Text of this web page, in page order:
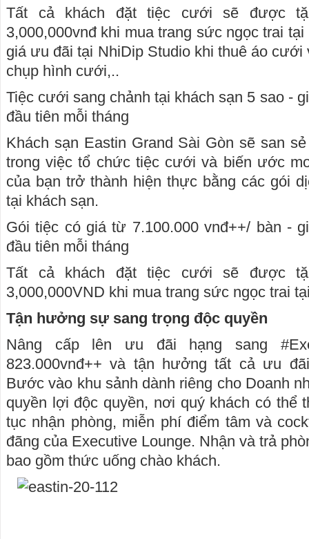
Tất cả khách đặt tiệc cưới sẽ được
3,000,000vnđ khi mua trang sức ngọc trai
giá ưu đãi tại NhiDip Studio khi thuê áo
chụp hình cưới,..
Tiệc cưới sang chảnh tại khách sạn 5 sao -
đầu tiên mỗi tháng
Khách sạn Eastin Grand Sài Gòn sẽ san
trong việc tổ chức tiệc cưới và biến ước
của bạn trở thành hiện thực bằng các gói
tại khách sạn.
Gói tiệc có giá từ 7.100.000 vnđ++/ bàn -
đầu tiên mỗi tháng
Tất cả khách đặt tiệc cưới sẽ được
3,000,000VND khi mua trang sức ngọc trai
Tận hưởng sự sang trọng độc quyền
Nâng cấp lên ưu đãi hạng sang
823.000vnđ++ và tận hưởng tất cả ưu
Bước vào khu sảnh dành riêng cho Doanh
quyền lợi độc quyền, nơi quý khách có thể
tục nhận phòng, miễn phí điểm tâm và
đãng của Executive Lounge. Nhận và trả
bao gồm thức uống chào khách.